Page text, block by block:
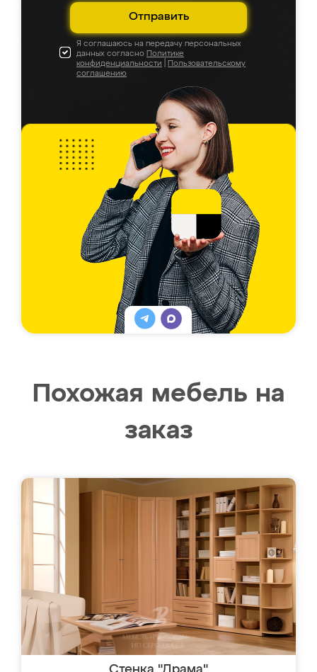
Отправить
Я соглашаюсь на передачу персональных
данных согласно Политике
конфиденциальности
Пользовательскому
соглашению
Похожая мебель на
заказ